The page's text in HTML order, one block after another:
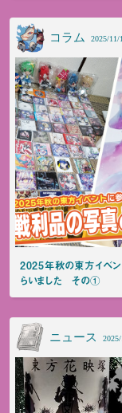
コラム 2025/11/
2025年秋の東方イベン
らいました その①
ニュース